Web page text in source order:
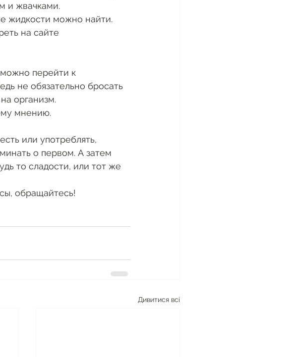
и жвачками.
жидкости можно найти.
на сайте
перейти к
не обязательно бросать
организм.
мнению.
или употреблять,
о первом. А затем
то сладости, или тот же
обращайтесь!
Дивитися всі